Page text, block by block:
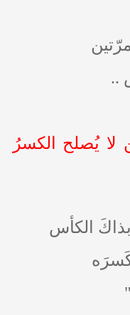
..
لا يُصلح الكسرُ
الكأس